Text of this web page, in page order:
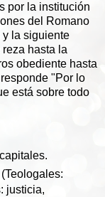
por la institución
del Romano
y la siguiente
hasta la
obediente hasta
"Por lo
está sobre todo
justicia,